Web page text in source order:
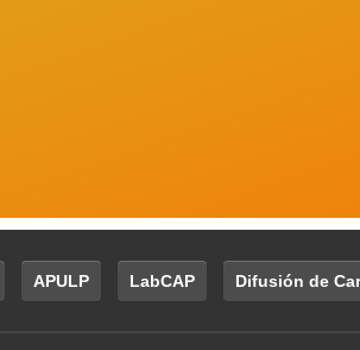
APULP LabCAP Difusión de